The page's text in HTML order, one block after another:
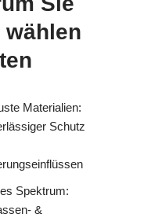
wählen
Materialien:
Schutz
Spektrum:
&